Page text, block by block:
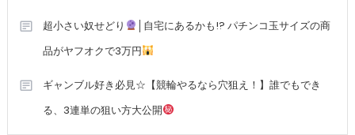
超小さい奴せどり
│自宅にあるかも!? パチンコ玉サイズの商
品がヤフオクで3万円
ギャンブル好き必見☆【競輪やるなら穴狙え！】誰でもでき
る、3連単の狙い方大公開